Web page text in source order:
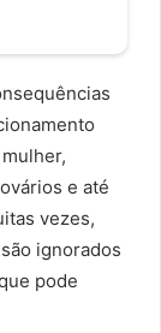
e até
vezes,
ignorados
pode